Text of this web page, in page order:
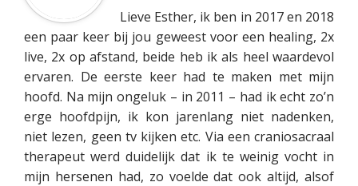
Lieve Esther, ik ben in 2017 en 2018
een paar keer bij jou geweest voor een healing, 2x
live, 2x op afstand, beide heb ik als heel waardevol
ervaren. De eerste keer had te maken met mijn
hoofd. Na mijn ongeluk – in 2011 – had ik echt zo’n
erge hoofdpijn, ik kon jarenlang niet nadenken,
niet lezen, geen tv kijken etc. Via een craniosacraal
therapeut werd duidelijk dat ik te weinig vocht in
mijn hersenen had, zo voelde dat ook altijd, alsof